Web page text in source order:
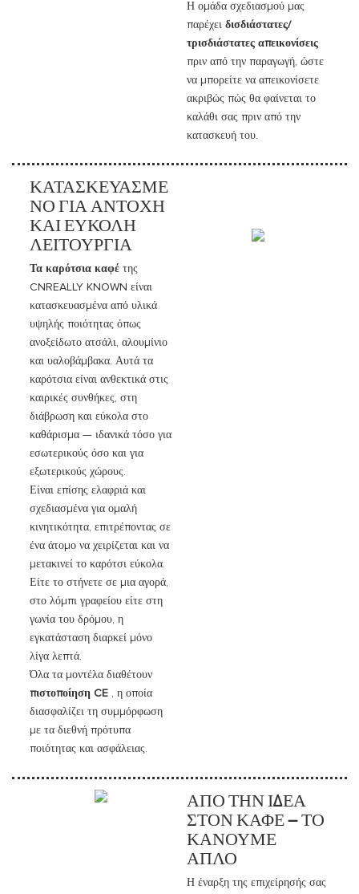
Η ομάδα σχεδιασμού μας
παρέχει δισδιάστατες/
τρισδιάστατες απεικονίσεις
πριν από την παραγωγή, ώστε
να μπορείτε να απεικονίσετε
ακριβώς πώς θα φαίνεται το
καλάθι σας πριν από την
κατασκευή του.
ΚΑΤΑΣΚΕΥΑΣΜΈ
ΝΟ ΓΙΑ ΑΝΤΟΧΉ
ΚΑΙ ΕΎΚΟΛΗ
ΛΕΙΤΟΥΡΓΊΑ
Τα καρότσια καφέ της
CNREALLY KNOWN είναι
κατασκευασμένα από υλικά
υψηλής ποιότητας όπως
ανοξείδωτο ατσάλι, αλουμίνιο
και υαλοβάμβακα. Αυτά τα
καρότσια είναι ανθεκτικά στις
καιρικές συνθήκες, στη
διάβρωση και εύκολα στο
καθάρισμα — ιδανικά τόσο για
εσωτερικούς όσο και για
εξωτερικούς χώρους.
Είναι επίσης ελαφριά και
σχεδιασμένα για ομαλή
κινητικότητα, επιτρέποντας σε
ένα άτομο να χειρίζεται και να
μετακινεί το καρότσι εύκολα.
Είτε το στήνετε σε μια αγορά,
στο λόμπι γραφείου είτε στη
γωνία του δρόμου, η
εγκατάσταση διαρκεί μόνο
λίγα λεπτά.
Όλα τα μοντέλα διαθέτουν
πιστοποίηση CE , η οποία
διασφαλίζει τη συμμόρφωση
με τα διεθνή πρότυπα
ποιότητας και ασφάλειας.
ΑΠΌ ΤΗΝ ΙΔΈΑ
ΣΤΟΝ ΚΑΦΈ — ΤΟ
ΚΆΝΟΥΜΕ
ΑΠΛΌ
Η έναρξη της επιχείρησής σας